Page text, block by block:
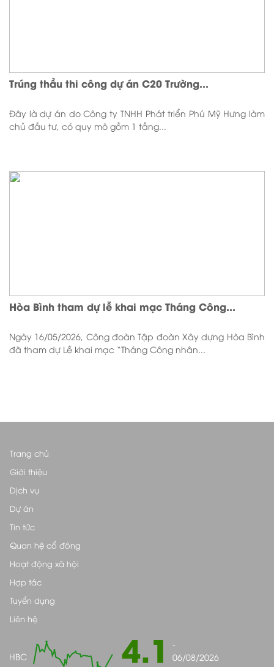
Trúng thầu thi công dự án C20 Trường...
Đây là dự án do Công ty TNHH Phát triển Phú Mỹ Hưng làm
chủ đầu tư, có quy mô gồm 1 tầng...
Hòa Bình tham dự lễ khai mạc Tháng Công...
Ngày 16/05/2026, Công đoàn Tập đoàn Xây dựng Hòa Bình
đã tham dự Lễ khai mạc “Tháng Công nhân...
Trang chủ
Giới thiệu
Dịch vụ
Dự án
Tin tức
Quan hệ cổ đông
Hoạt động xã hội
Hợp tác
Tuyển dụng
Liên hệ
HBC 4.1
-
06/08/2026